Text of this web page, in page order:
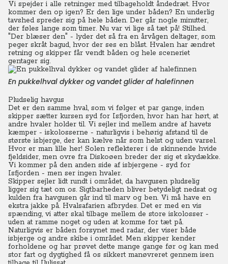
Vi spejder i alle retninger med tilbageholdt åndedræt. Hvor
kommer den op igen? Er den lige under båden? En underlig
tavshed spreder sig på hele båden. Der går nogle minutter,
der føles lange som timer. Nu var vi lige så tæt på! Stilhed.
"Der blæser den" - lyder det så fra en årvågen deltager, som
peger skråt bagud, hvor der ses en blåst. Hvalen har ændret
retning og skipper får vendt båden og hele sceneriet
gentager sig.
En pukkelhval dykker og vandet glider af halefinnen
Pludselig havgus
Det er den samme hval, som vi følger et par gange, inden
skipper sætter kursen syd for Isfjorden, hvor han har hørt, at
andre hvaler holder til. Vi sejler ind mellem andre af havets
kæmper - iskolosserne - naturligvis i behørig afstand til de
største isbjerge, der kan kælve når som helst og uden varsel.
Hvor er man lille her! Solen reflekterer i de skinnende hvide
fjeldsider, men ovre fra Diskoøen breder der sig et skydække.
Vi kommer på den anden side af isbjergene - syd for
Isfjorden - men ser ingen hvaler.
Skipper sejler lidt rundt i området, da havgusen pludselig
ligger sig tæt om os. Sigtbarheden bliver betydeligt nedsat og
kulden fra havgusen går ind til marv og ben. Vi må have en
ekstra jakke på. Hvalsafarien afbrydes. Det er med en vis
spænding, vi atter skal tilbage mellem de store iskolosser -
uden at ramme noget og uden at komme for tæt på.
Naturligvis er båden forsynet med radar, der viser både
isbjerge og andre skibe i området. Men skipper kender
forholdene og har prøvet dette mange gange før og kan med
stor fart og dygtighed få os sikkert manøvreret gennem isen